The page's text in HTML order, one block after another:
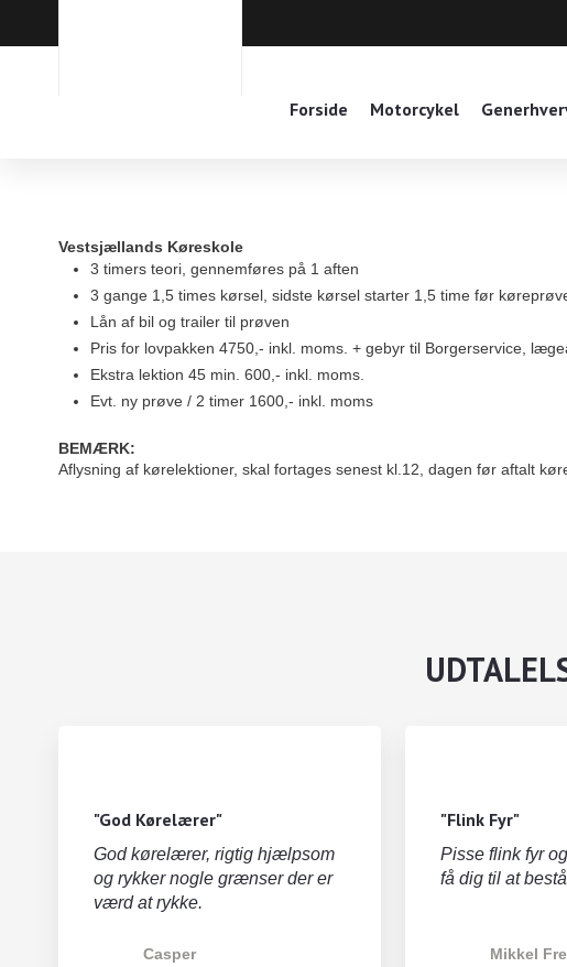
Forside Motorcykel
Vestsjællands Køreskole
3 timers teori, gennemføres på 1 aften
3 gange 1,5 times kørsel, sidste kørsel starter 1,5 time før
Lån af bil og trailer til prøven
Pris for lovpakken 4750,- inkl. moms. + gebyr til Borgerservice,
Ekstra lektion 45 min. 600,- inkl. moms.
Evt. ny prøve / 2 timer 1600,- inkl. moms
BEMÆRK:
Aflysning af kørelektioner, skal fortages senest kl.12, dagen før aftalt
"God Kørelærer"
God kørelærer, rigtig hjælpsom
og rykker nogle grænser der er
værd at rykke.
Casper
"Flink Fyr"
Pisse flink fyr
få dig til at
Mikkel